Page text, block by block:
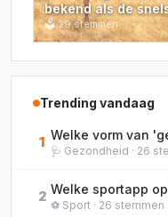
bekend als de
hardloper ter
kan snelheden tot
km/u halen?
🗳29 stemmen
Trending vandaag
1 Welke vorm van
🩺 Gezondheid · 26
2 Welke sportapp
⚽ Sport · 26 stemmen